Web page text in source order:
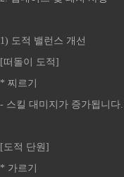
1) 도적 밸런스 개선
[떠돌이 도적]
* 찌르기
- 스킬 대미지가 증가됩니다.
[도적 단원]
* 가르기